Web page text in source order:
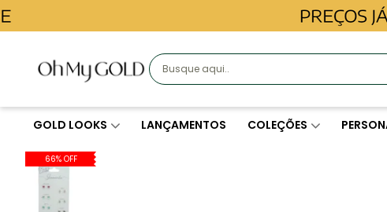
GOLD LOOKS LANÇAMENTOS COLEÇÕES
66% OFF